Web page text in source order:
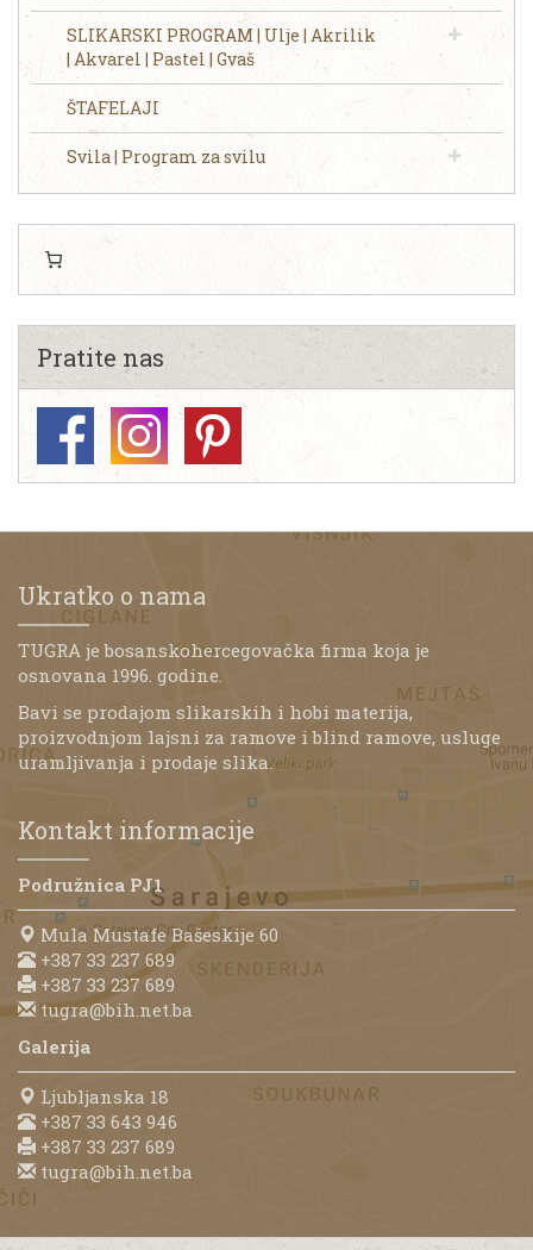
SLIKARSKI PROGRAM | Ulje | Akrilik
| Akvarel | Pastel | Gvaš
ŠTAFELAJI
Svila | Program za svilu
Pratite nas
Ukratko o nama
TUGRA je bosanskohercegovačka firma koja je
osnovana 1996. godine.
Bavi se prodajom slikarskih i hobi materija,
proizvodnjom lajsni za ramove i blind ramove, usluge
uramljivanja i prodaje slika.
Kontakt informacije
Podružnica PJ1
Mula Mustafe Bašeskije 60
+387 33 237 689
+387 33 237 689
tugra@bih.net.ba
Galerija
Ljubljanska 18
+387 33 643 946
+387 33 237 689
tugra@bih.net.ba